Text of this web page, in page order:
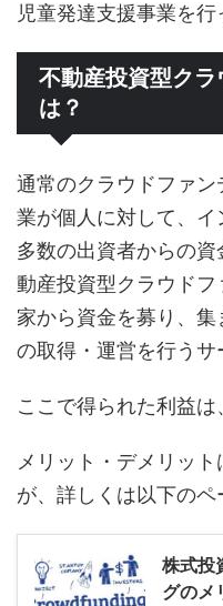
児童発達支援事業を行
不動産投資型ク
は？
通常のクラウドファ
業が個人に対して、
多数の出資者からの
動産投資型クラウド
家から資金を募り、
の取得・運営を行うサ
ここで得られた利益は
メリット・デメリッ
が、詳しくは以下のペ
株式投
グのメ